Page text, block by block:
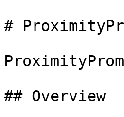
#
## Overview